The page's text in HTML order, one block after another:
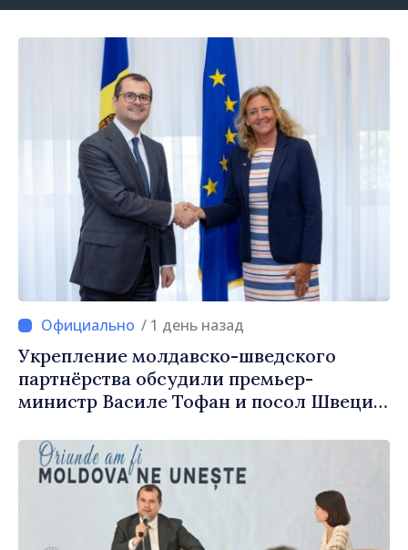
/ 1 день назад
Укрепление молдавско-шведского
партнёрства обсудили премьер-
министр Василе Тофан и посол Швеции